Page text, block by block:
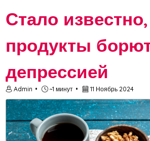
Стало
продукты
депрессией
Admin ~1 минут 11 Ноябрь 2024